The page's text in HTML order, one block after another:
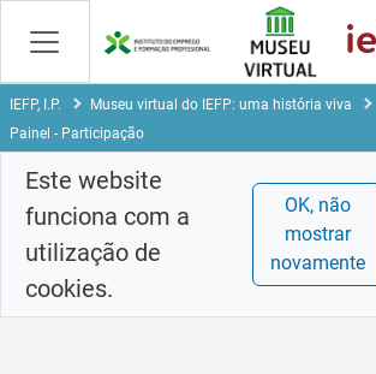
Skip
Content
IEFP, I.P.
Museu virtual do IEFP: uma história viva
Painel - Participação
Este website
funciona com a
utilização de
cookies.
OK, não
mostrar
novamente